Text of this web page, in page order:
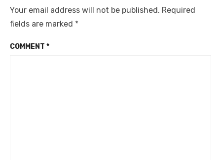
Your email address will not be published. Required
fields are marked *
COMMENT *